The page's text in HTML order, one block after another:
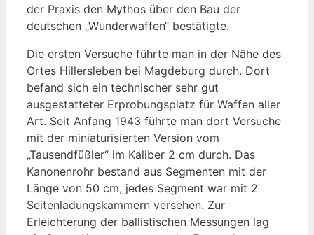
der Praxis den Mythos über den Bau der
deutschen „Wunderwaffen“ bestätigte.
Die ersten Versuche führte man in der Nähe des
Ortes Hillersleben bei Magdeburg durch. Dort
befand sich ein technischer sehr gut
ausgestatteter Erprobungsplatz für Waffen aller
Art. Seit Anfang 1943 führte man dort Versuche
mit der miniaturisierten Version vom
„Tausendfüßler“ im Kaliber 2 cm durch. Das
Kanonenrohr bestand aus Segmenten mit der
Länge von 50 cm, jedes Segment war mit 2
Seitenladungskammern versehen. Zur
Erleichterung der ballistischen Messungen lag